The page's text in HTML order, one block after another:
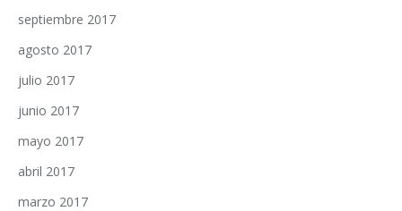
septiembre 2017
agosto 2017
julio 2017
junio 2017
mayo 2017
abril 2017
marzo 2017